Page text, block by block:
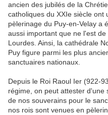
ancien des jubilés de la
catholiques du XXIe siècle
pèlerinage du Puy-en-Velay a
aussi important que ne l'est
Lourdes. Ainsi, la cathédrale
Puy figure parmi les plus
sanctuaires nationaux.
Depuis le Roi Raoul Ier (922-
régime, on peut attester d'une
de nos souverains pour le
nos rois sont venues en